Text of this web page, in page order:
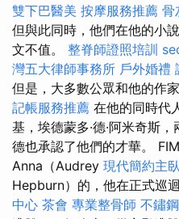
雙下巴醫美 按摩服務推薦 骨
但與此同時，他們在他的小
文不值。 整脊師證照培訓
灣五大律師事務所 戶外婚禮
但是，大多數公眾和他的作
記帳服務推薦 在他的同時代
基，埃德蒙多·德·阿米奇斯
德也承認了他們的才華。
Anna（Audrey 現代簡約主
Hepburn）的，他在正式巡
中心 茶會 專業整骨師 不鏽